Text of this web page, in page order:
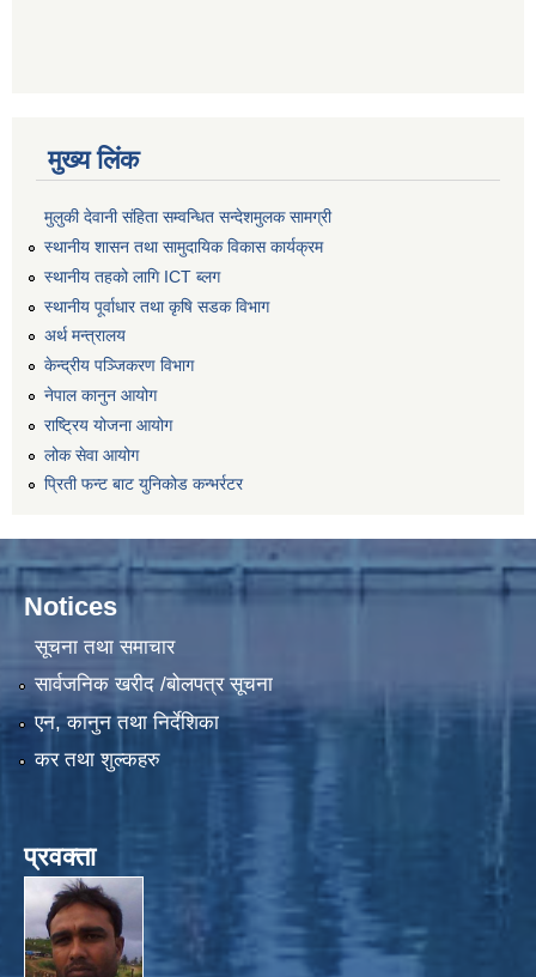
मुख्य लिंक
मुलुकी देवानी संहिता सम्वन्धित सन्देशमुलक सामग्री
स्थानीय शासन तथा सामुदायिक विकास कार्यक्रम
स्थानीय तहको लागि ICT ब्लग
स्थानीय पूर्वाधार तथा कृषि सडक विभाग
अर्थ मन्त्रालय
केन्द्रीय पञ्जिकरण विभाग
नेपाल कानुन आयोग
राष्ट्रिय योजना आयोग
लोक सेवा आयोग
प्रिती फन्ट बाट युनिकोड कन्भर्रटर
Notices
सूचना तथा समाचार
सार्वजनिक खरीद /बोलपत्र सूचना
एन, कानुन तथा निर्देशिका
कर तथा शुल्कहरु
प्रवक्ता